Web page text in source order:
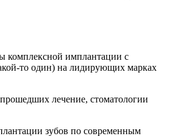
комплексной имплантации с
то один) на лидирующих марках
лечение, стоматологии
зубов по современным